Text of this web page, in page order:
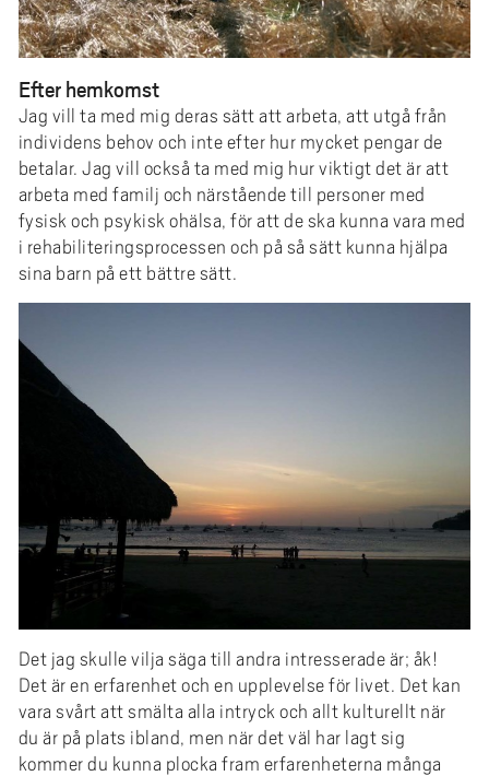
Efter hemkomst
Jag vill ta med mig deras sätt att arbeta, att utgå från
individens behov och inte efter hur mycket pengar de
betalar. Jag vill också ta med mig hur viktigt det är att
arbeta med familj och närstående till personer med
fysisk och psykisk ohälsa, för att de ska kunna vara med
i rehabiliteringsprocessen och på så sätt kunna hjälpa
sina barn på ett bättre sätt.
Det jag skulle vilja säga till andra intresserade är; åk!
Det är en erfarenhet och en upplevelse för livet. Det kan
vara svårt att smälta alla intryck och allt kulturellt när
du är på plats ibland, men när det väl har lagt sig
kommer du kunna plocka fram erfarenheterna många